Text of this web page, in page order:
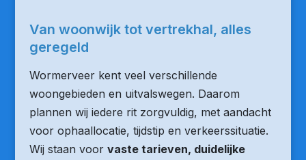
Van woonwijk tot vertrekhal, alles
geregeld
Wormerveer kent veel verschillende
woongebieden en uitvalswegen. Daarom
plannen wij iedere rit zorgvuldig, met aandacht
voor ophaallocatie, tijdstip en verkeerssituatie.
Wij staan voor vaste tarieven, duidelijke